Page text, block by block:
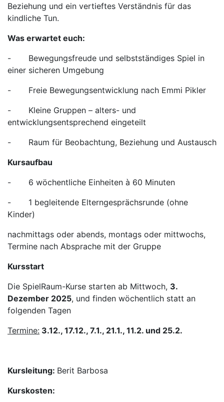
Beziehung und ein vertieftes Verständnis für das
kindliche Tun.
Was erwartet euch:
- Bewegungsfreude und selbstständiges Spiel in
einer sicheren Umgebung
- Freie Bewegungsentwicklung nach Emmi Pikler
- Kleine Gruppen – alters- und
entwicklungsentsprechend eingeteilt
- Raum für Beobachtung, Beziehung und Austausch
Kursaufbau
- 6 wöchentliche Einheiten à 60 Minuten
- 1 begleitende Elterngesprächsrunde (ohne
Kinder)
nachmittags oder abends, montags oder mittwochs,
Termine nach Absprache mit der Gruppe
Kursstart
Die SpielRaum-Kurse starten ab Mittwoch, 3.
Dezember 2025, und finden wöchentlich statt an
folgenden Tagen
Termine: 3.12., 17.12., 7.1., 21.1., 11.2. und 25.2.
Kursleitung: Berit Barbosa
Kurskosten: